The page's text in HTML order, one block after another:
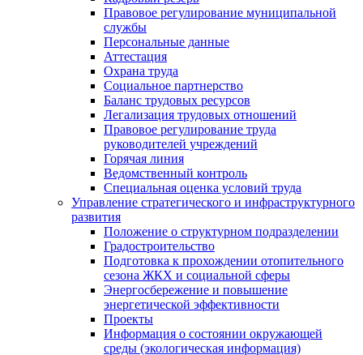
Правовое регулирование муниципальной
службы
Персональные данные
Аттестация
Охрана труда
Социальное партнерство
Баланс трудовых ресурсов
Легализация трудовых отношений
Правовое регулирование труда
руководителей учреждений
Горячая линия
Ведомственный контроль
Специальная оценка условий труда
Управление стратегического и инфраструктурного
развития
Положение о структурном подразделении
Градостроительство
Подготовка к прохождении отопительного
сезона ЖКХ и социальной сферы
Энергосбережение и повышение
энергетической эффективности
Проекты
Информация о состоянии окружающей
среды (экологическая информация)